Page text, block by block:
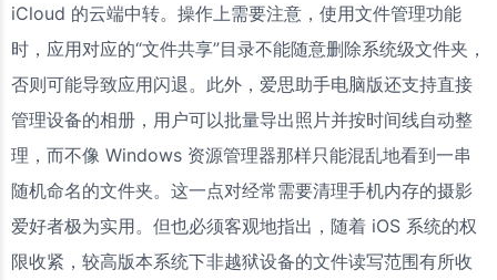
iCloud 的云端中转。操作上需要注意，使用文件管理功能
时，应用对应的“文件共享”目录不能随意删除系统级文件夹，
否则可能导致应用闪退。此外，爱思助手电脑版还支持直接
管理设备的相册，用户可以批量导出照片并按时间线自动整
理，而不像 Windows 资源管理器那样只能混乱地看到一串
随机命名的文件夹。这一点对经常需要清理手机内存的摄影
爱好者极为实用。但也必须客观地指出，随着 iOS 系统的权
限收紧，较高版本系统下非越狱设备的文件读写范围有所收